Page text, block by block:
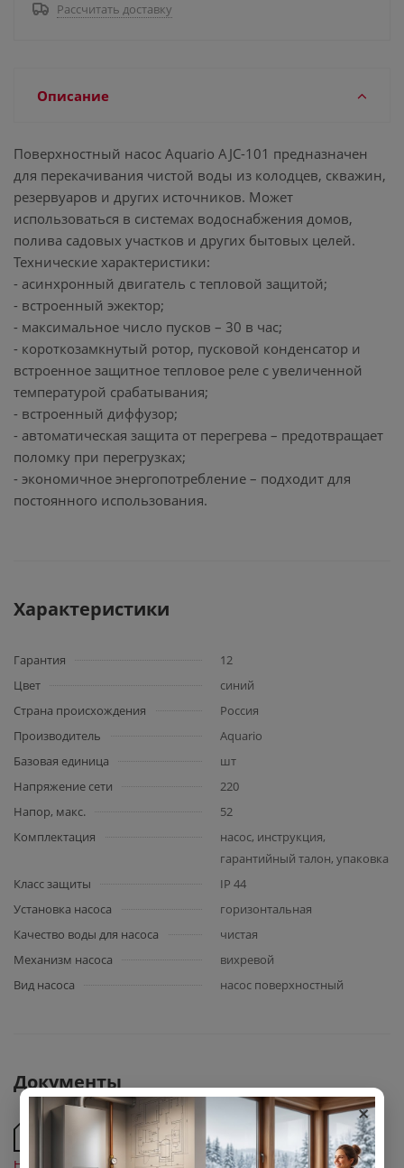
Рассчитать доставку
Описание
Поверхностный насос Aquario AJC-101 предназначен
для перекачивания чистой воды из колодцев, скважин,
резервуаров и других источников. Может
использоваться в системах водоснабжения домов,
полива садовых участков и других бытовых целей.
Технические характеристики:
- асинхронный двигатель с тепловой защитой;
- встроенный эжектор;
- максимальное число пусков – 30 в час;
- короткозамкнутый ротор, пусковой конденсатор и
встроенное защитное тепловое реле с увеличенной
температурой срабатывания;
- встроенный диффузор;
- автоматическая защита от перегрева – предотвращает
поломку при перегрузках;
- экономичное энергопотребление – подходит для
постоянного использования.
Характеристики
Гарантия
12
Цвет
синий
Страна происхождения
Россия
Производитель
Aquario
Базовая единица
шт
Напряжение сети
220
Напор, макс.
52
Комплектация
насос, инструкция,
гарантийный талон, упаковка
Класс защиты
IP 44
Установка насоса
горизонтальная
Качество воды для насоса
чистая
Механизм насоса
вихревой
Вид насоса
насос поверхностный
Документы
Сертификат соответствия насосов насосов и
насосных станций Aquario с 26 января 2022 по 25
×